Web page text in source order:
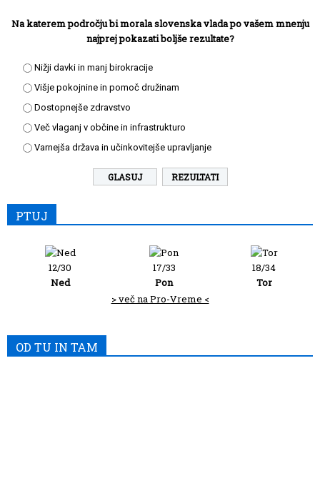
Na katerem področju bi morala slovenska vlada po vašem mnenju
najprej pokazati boljše rezultate?
Nižji davki in manj birokracije
Višje pokojnine in pomoč družinam
Dostopnejše zdravstvo
Več vlaganj v občine in infrastrukturo
Varnejša država in učinkovitejše upravljanje
REZULTATI
PTUJ
12/30
Ned
17/33
Pon
18/34
Tor
> več na Pro-Vreme <
OD TU IN TAM